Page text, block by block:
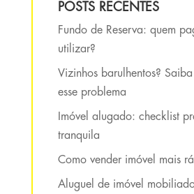
POSTS RECENTES
Fundo de Reserva: quem
utilizar?
Vizinhos barulhentos?
esse problema
Imóvel alugado: checklist
tranquila
Como vender imóvel mais
Aluguel de imóvel